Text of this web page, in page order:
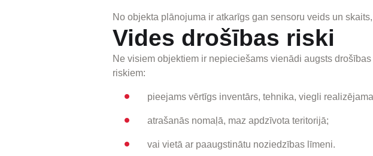
No objekta plānojuma ir atkarīgs gan sensoru veids un
Vides drošības riski
Ne visiem objektiem ir nepieciešams vienādi augsts
riskiem:
pieejams vērtīgs inventārs, tehnika, viegli
atrašanās nomaļā, maz apdzīvota teritorijā;
vai vietā ar paaugstinātu noziedzības līmeni.